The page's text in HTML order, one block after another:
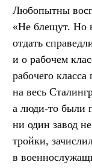
Любопытны
«Не блещут. Но
отдать
и о рабочем
рабочего
на весь
а люди-то были
ни один завод
тройки,
в